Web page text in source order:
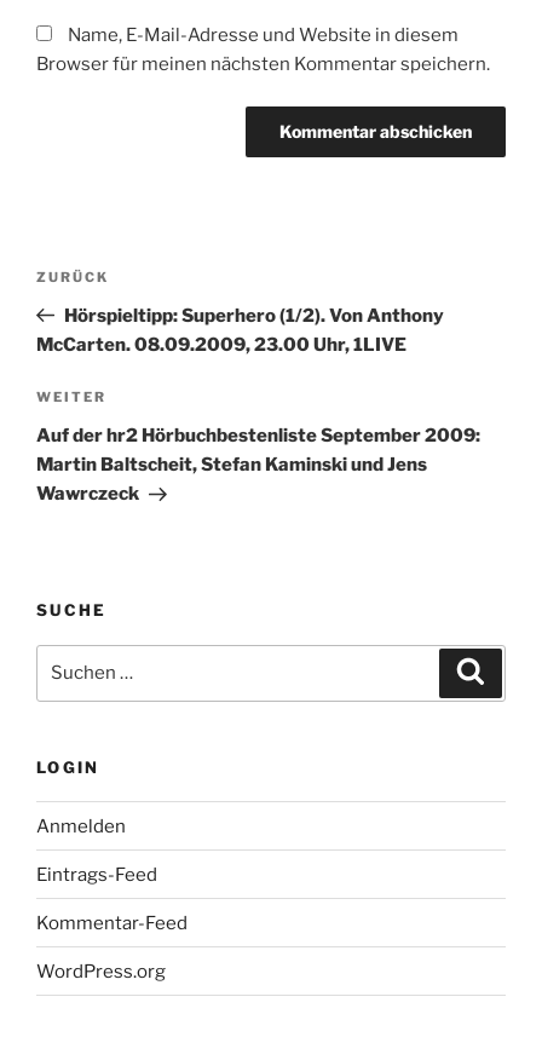
Name, E-Mail-Adresse und Website in diesem
Browser für meinen nächsten Kommentar speichern.
Beitragsnavigation
Vorheriger
Beitrag
ZURÜCK
Hörspieltipp: Superhero (1/2). Von Anthony
McCarten. 08.09.2009, 23.00 Uhr, 1LIVE
Nächster
Beitrag
WEITER
Auf der hr2 Hörbuchbestenliste September 2009:
Martin Baltscheit, Stefan Kaminski und Jens
Wawrczeck
SUCHE
nach:
LOGIN
Anmelden
Eintrags-Feed
Kommentar-Feed
WordPress.org